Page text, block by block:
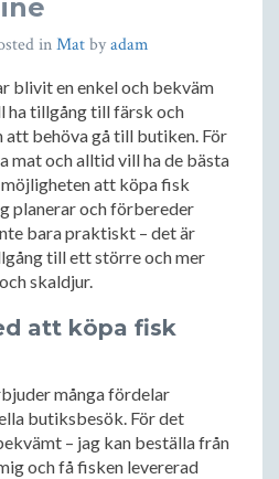
inMatbyadam
blivit en enkel och bekväm
ha tillgång till färsk och
behöva gå till butiken. För
mat och alltid vill ha de bästa
att köpa fisk
planerar och förbereder
bara praktiskt – det är
till ett större och mer
skaldjur.
att köpa fisk
många fördelar
butiksbesök. För det
– jag kan beställa från
och få fisken levererad